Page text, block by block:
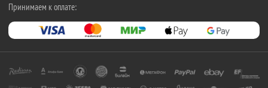
Принимаем к оплате: